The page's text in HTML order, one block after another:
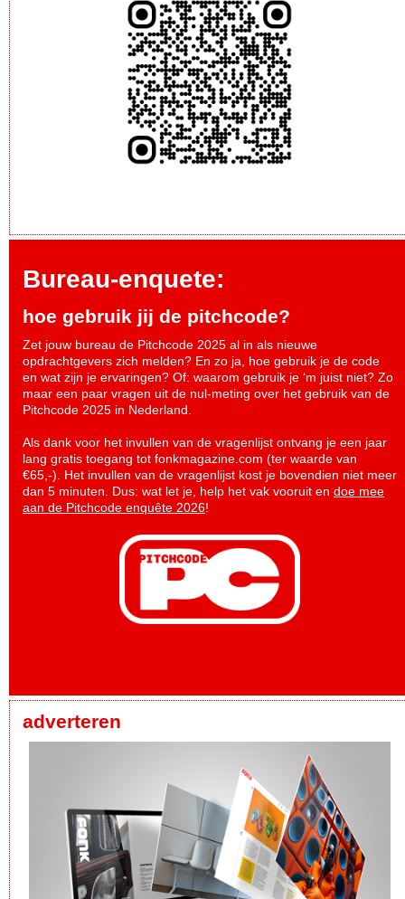
Bureau-enquete:
hoe gebruik jij de pitchcode?
Zet jouw bureau de Pitchcode 2025 al in als nieuwe
opdrachtgevers zich melden? En zo ja, hoe gebruik je de code
en wat zijn je ervaringen? Of: waarom gebruik je ‘m juist niet? Zo
maar een paar vragen uit de nul-meting over het gebruik van de
Pitchcode 2025 in Nederland.
Als dank voor het invullen van de vragenlijst ontvang je een jaar
lang gratis toegang tot fonkmagazine.com (ter waarde van
€65,-). Het invullen van de vragenlijst kost je bovendien niet meer
dan 5 minuten. Dus: wat let je, help het vak vooruit en doe mee
aan de Pitchcode enquête 2026!
adverteren